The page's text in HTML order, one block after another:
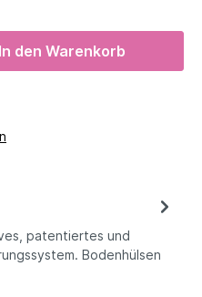
In den Warenkorb
patentiertes und
Bodenhülsen